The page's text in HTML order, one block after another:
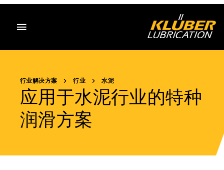
行业解决方案 行业 水泥
应用于水泥行业的特种
润滑方案